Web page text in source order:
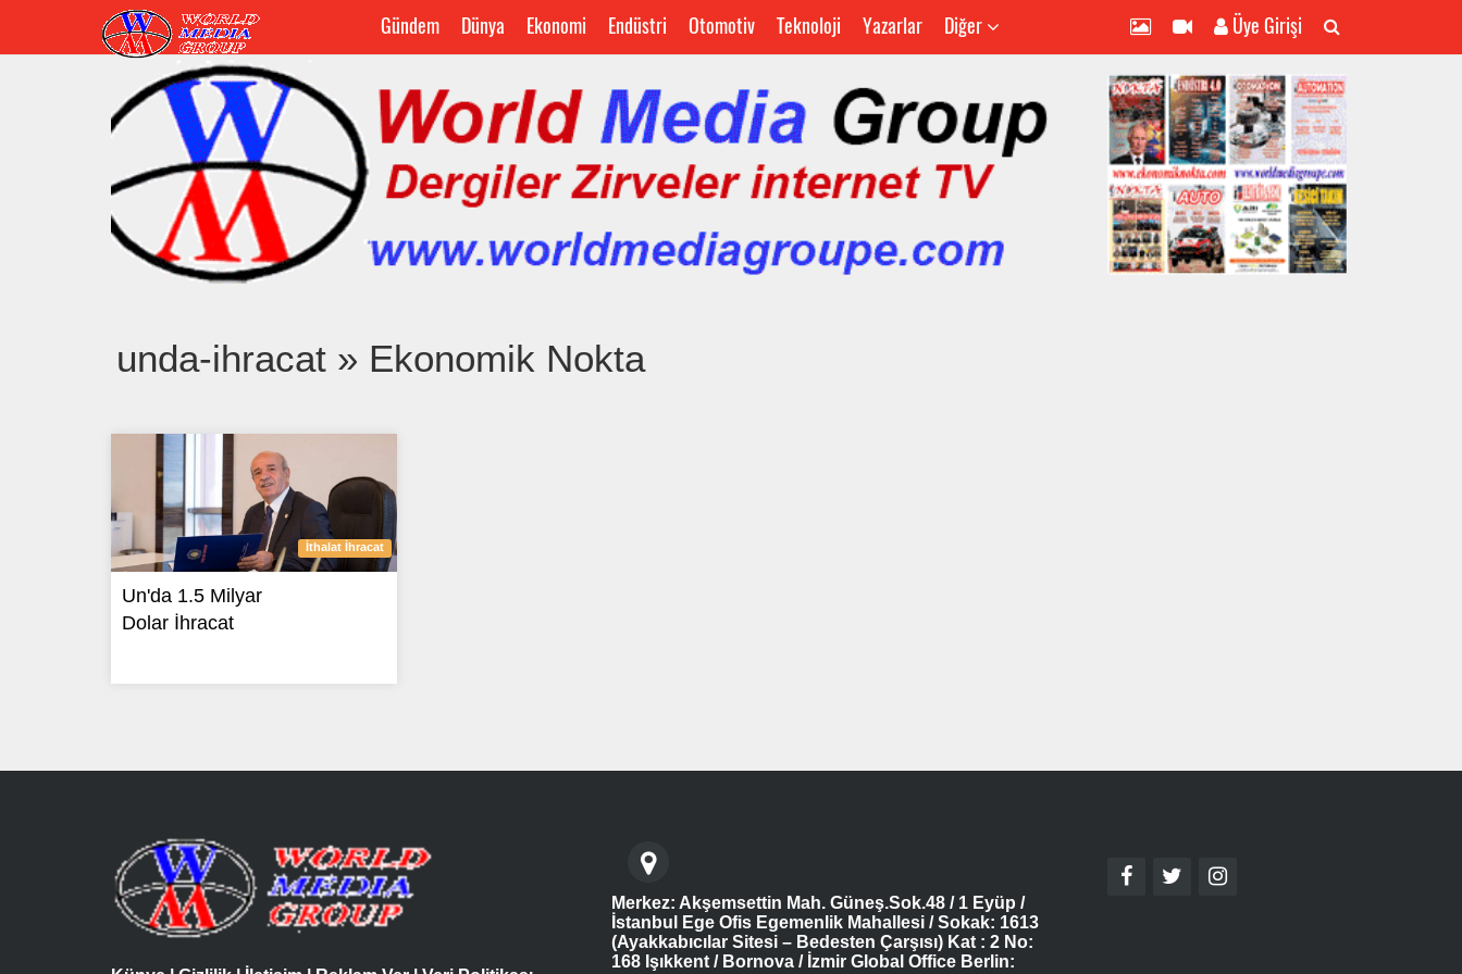
Gündem Dünya Ekonomi Endüstri Otomotiv Teknoloji Yazarlar Diğer Üye Girişi
unda-ihracat » Ekonomik Nokta
İthalat İhracat
Un'da 1.5 Milyar
Dolar İhracat
Merkez: Akşemsettin Mah. Güneş.Sok.48 / 1 Eyüp /
İstanbul Ege Ofis Egemenlik Mahallesi / Sokak: 1613
(Ayakkabıcılar Sitesi – Bedesten Çarşısı) Kat : 2 No:
168 Işıkkent / Bornova / İzmir Global Office Berlin: